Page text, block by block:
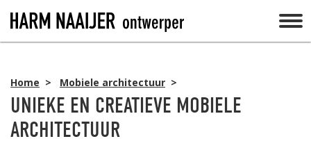
Home > Mobiele architectuur >
UNIEKE EN CREATIEVE MOBIELE
ARCHITECTUUR